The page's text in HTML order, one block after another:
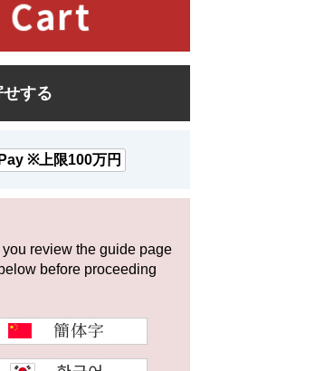
する
※上限100万円
review the guide page
before proceeding